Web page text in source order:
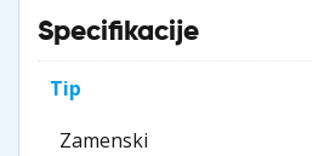
Specifikacije
Tip
Zamenski